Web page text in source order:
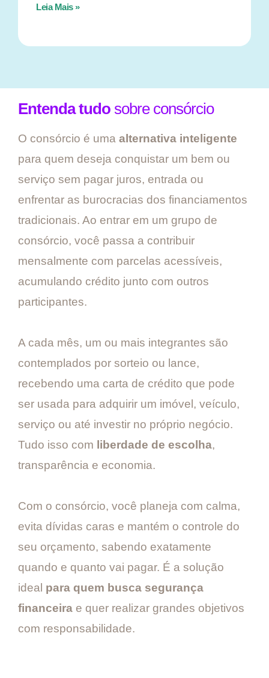
Leia Mais »
Entenda tudo sobre consórcio
O consórcio é uma alternativa inteligente
para quem deseja conquistar um bem ou
serviço sem pagar juros, entrada ou
enfrentar as burocracias dos financiamentos
tradicionais. Ao entrar em um grupo de
consórcio, você passa a contribuir
mensalmente com parcelas acessíveis,
acumulando crédito junto com outros
participantes.
A cada mês, um ou mais integrantes são
contemplados por sorteio ou lance,
recebendo uma carta de crédito que pode
ser usada para adquirir um imóvel, veículo,
serviço ou até investir no próprio negócio.
Tudo isso com liberdade de escolha,
transparência e economia.
Com o consórcio, você planeja com calma,
evita dívidas caras e mantém o controle do
seu orçamento, sabendo exatamente
quando e quanto vai pagar. É a solução
ideal para quem busca segurança
financeira e quer realizar grandes objetivos
com responsabilidade.